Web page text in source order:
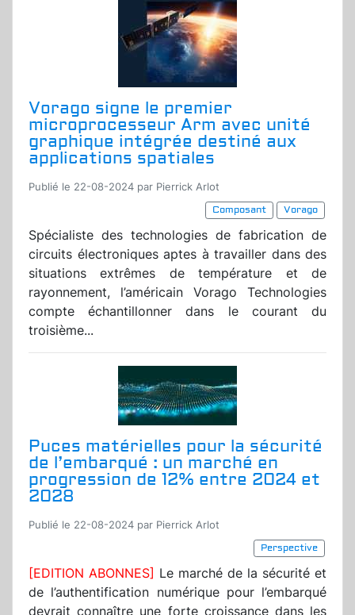
Vorago signe le premier
microprocesseur Arm avec unité
graphique intégrée destiné aux
applications spatiales
Publié le 22-08-2024 par Pierrick Arlot
Composant
Vorago
Spécialiste des technologies de fabrication de
circuits électroniques aptes à travailler dans des
situations extrêmes de température et de
rayonnement, l’américain Vorago Technologies
compte échantillonner dans le courant du
troisième...
Puces matérielles pour la sécurité
de l’embarqué : un marché en
progression de 12% entre 2024 et
2028
Publié le 22-08-2024 par Pierrick Arlot
Perspective
[EDITION ABONNES] Le marché de la sécurité et
de l’authentification numérique pour l’embarqué
devrait connaître une forte croissance dans les